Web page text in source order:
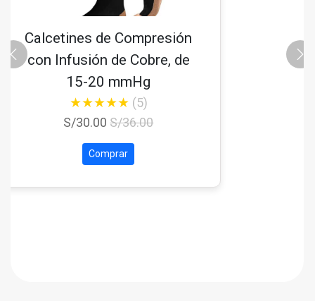
de Compresión
de Cobre, de
15-20 mmHg
★(5)
S/36.00